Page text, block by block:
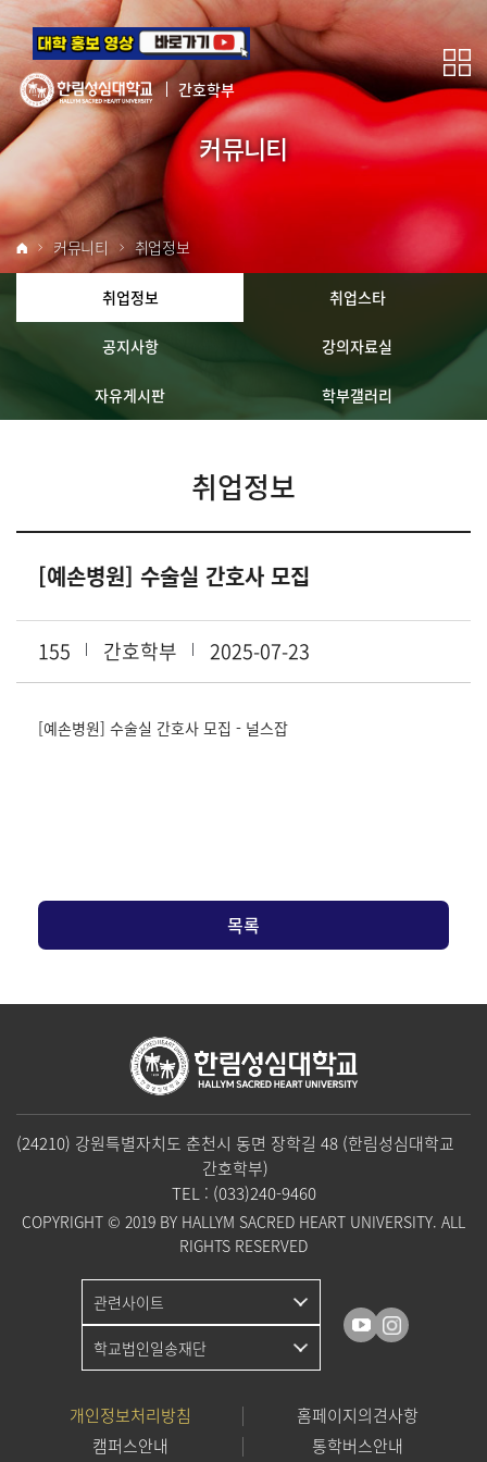
간호학부
커뮤니티
커뮤니티 취업정보
취업정보 취업스타
공지사항 강의자료실
자유게시판 학부갤러리
취업정보
[예손병원] 수술실 간호사 모집
155 간호학부 2025-07-23
[예손병원] 수술실 간호사 모집 - 널스잡
목록
(24210) 강원특별자치도 춘천시 동면 장학길 48 (한림성심대학교
간호학부)
TEL : (033)240-9460
COPYRIGHT © 2019 BY HALLYM SACRED HEART UNIVERSITY. ALL
RIGHTS RESERVED
관련사이트
학교법인일송재단
개인정보처리방침
홈페이지의견사항
캠퍼스안내
통학버스안내